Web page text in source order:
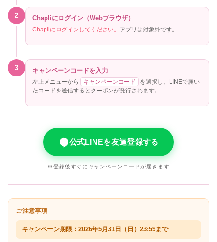
2 Chapliにログイン（Webブラウザ）
Chapliにログインしてください。 アプリは対象外です。
3 キャンペーンコードを入力
左上メニューから キャンペーンコード
を選択し、LINEで届い
たコードを送信するとクーポンが発行されます。
公式LINEを友達登録する
※登録後すぐにキャンペーンコードが届きます
ご注意事項
キャンペーン期限：2026年5月31日（日）23:59まで